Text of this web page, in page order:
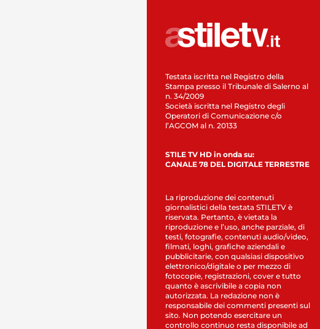
Testata iscritta nel Registro della
Stampa presso il Tribunale di Salerno al
n. 34/2009
Società iscritta nel Registro degli
Operatori di Comunicazione c/o
l’AGCOM al n. 20133
STILE TV HD in onda su:
CANALE 78 DEL DIGITALE TERRESTRE
La riproduzione dei contenuti
giornalistici della testata STILETV è
riservata. Pertanto, è vietata la
riproduzione e l’uso, anche parziale, di
testi, fotografie, contenuti audio/video,
filmati, loghi, grafiche aziendali e
pubblicitarie, con qualsiasi dispositivo
elettronico/digitale o per mezzo di
fotocopie, registrazioni, cover e tutto
quanto è ascrivibile a copia non
autorizzata. La redazione non è
responsabile dei commenti presenti sul
sito. Non potendo esercitare un
controllo continuo resta disponibile ad